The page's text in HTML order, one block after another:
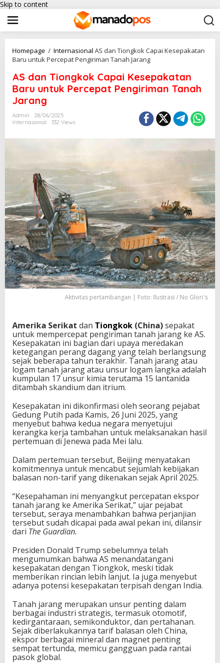
Skip to content
Homepage / Internasional AS dan Tiongkok Capai Kesepakatan
Baru untuk Percepat Pengiriman Tanah Jarang
AS dan Tiongkok Capai Kesepakatan
Baru untuk Percepat Pengiriman Tanah
Jarang
Admin
28/06/2025
Internasional
332 Views
Aktivitas pertambangan | Foto: Ilustrasi / No Glori's
Amerika Serikat dan Tiongkok (China)sepakat
untuk mempercepat pengiriman tanah jarang ke AS.
Kesepakatan ini bagian dari upaya meredakan
ketegangan perang dagang yang telah berlangsung
sejak beberapa tahun terakhir. Tanah jarang atau
logam tanah jarang atau unsur logam langka adalah
kumpulan 17 unsur kimia terutama 15 lantanida
ditambah skandium dan itrium.
Kesepakatan ini dikonfirmasi oleh seorang pejabat
Gedung Putih pada Kamis, 26 Juni 2025, yang
menyebut bahwa kedua negara menyetujui
kerangka kerja tambahan untuk melaksanakan hasil
pertemuan di Jenewa pada Mei lalu.
Dalam pertemuan tersebut, Beijing menyatakan
komitmennya untuk mencabut sejumlah kebijakan
balasan non-tarif yang dikenakan sejak April 2025.
“Kesepahaman ini menyangkut percepatan ekspor
tanah jarang ke Amerika Serikat,” ujar pejabat
tersebut, seraya menambahkan bahwa perjanjian
tersebut sudah dicapai pada awal pekan ini, dilansir
dari The Guardian.
Presiden Donald Trump sebelumnya telah
mengumumkan bahwa AS menandatangani
kesepakatan dengan Tiongkok, meski tidak
memberikan rincian lebih lanjut. Ia juga menyebut
adanya potensi kesepakatan terpisah dengan India.
Tanah jarang merupakan unsur penting dalam
berbagai industri strategis, termasuk otomotif,
kedirgantaraan, semikonduktor, dan pertahanan.
Sejak diberlakukannya tarif balasan oleh China,
ekspor berbagai mineral dan magnet penting
sempat tertunda, memicu gangguan pada rantai
pasok global.